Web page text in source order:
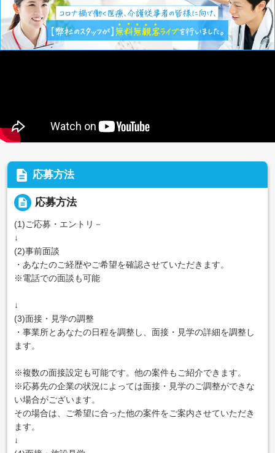
description 応募方法
description 応募方法
(1)ご応募・エントリ－
↓
(2)事前面談
・あなたのご経歴やご希望を確認させていただきます。
※電話での面談も可能
↓
(3)面接・見学の調整
・事業所とあなたの日程を調整し、面接・見学の詳細を調整し
ます。
※複数の面接設定も可能です。他の案件もご紹介できます。
※応募先の企業の状況によっては面接・見学のご調整ができな
い場合がございます。
その場合は、ご希望に合った他の案件をご案内させていただき
ます。
↓